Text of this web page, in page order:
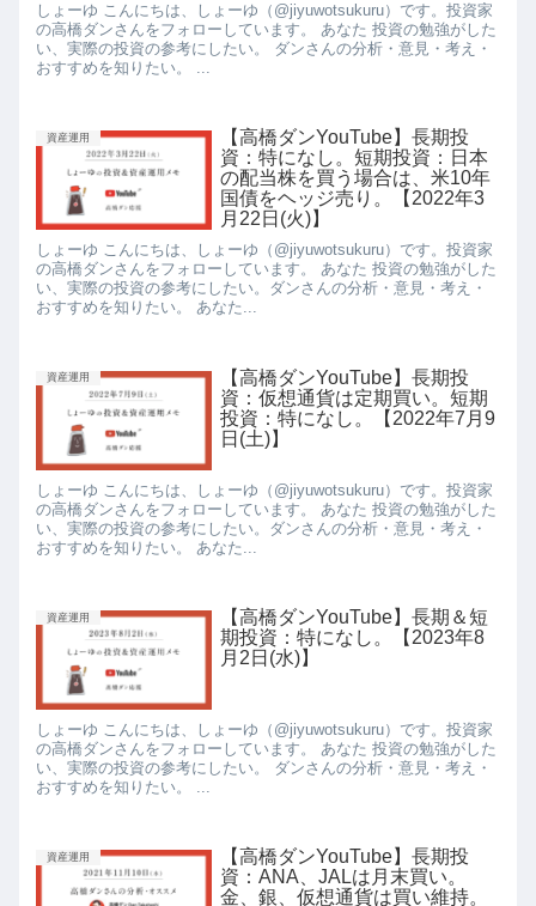
しょーゆ こんにちは、しょーゆ（@jiyuwotsukuru）です。投資家
の高橋ダンさんをフォローしています。 あなた 投資の勉強がした
い、実際の投資の参考にしたい。 ダンさんの分析・意見・考え・
おすすめを知りたい。 ...
資産運用
【高橋ダンYouTube】長期投
資：特になし。短期投資：日本
の配当株を買う場合は、米10年
国債をヘッジ売り。【2022年3
月22日(火)】
しょーゆ こんにちは、しょーゆ（@jiyuwotsukuru）です。投資家
の高橋ダンさんをフォローしています。 あなた 投資の勉強がした
い、実際の投資の参考にしたい。ダンさんの分析・意見・考え・
おすすめを知りたい。 あなた...
資産運用
【高橋ダンYouTube】長期投
資：仮想通貨は定期買い。短期
投資：特になし。【2022年7月9
日(土)】
しょーゆ こんにちは、しょーゆ（@jiyuwotsukuru）です。投資家
の高橋ダンさんをフォローしています。 あなた 投資の勉強がした
い、実際の投資の参考にしたい。ダンさんの分析・意見・考え・
おすすめを知りたい。 あなた...
資産運用
【高橋ダンYouTube】長期＆短
期投資：特になし。【2023年8
月2日(水)】
しょーゆ こんにちは、しょーゆ（@jiyuwotsukuru）です。投資家
の高橋ダンさんをフォローしています。 あなた 投資の勉強がした
い、実際の投資の参考にしたい。 ダンさんの分析・意見・考え・
おすすめを知りたい。 ...
資産運用
【高橋ダンYouTube】長期投
資：ANA、JALは月末買い。
金、銀、仮想通貨は買い維持。